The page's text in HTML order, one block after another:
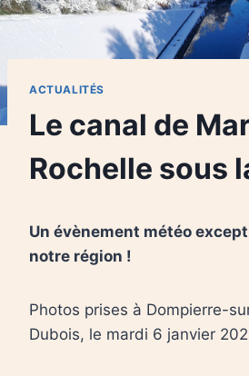
ACTUALITÉS
Le canal de
Rochelle sous
Un évènement météo
notre région !
Photos prises à Dompierre-
Dubois, le mardi 6 janvier